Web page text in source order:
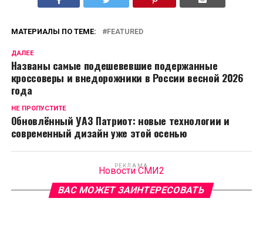
МАТЕРИАЛЫ ПО ТЕМЕ: FEATURED
ДАЛЕЕ
Названы самые подешевевшие подержанные
кроссоверы и внедорожники в России весной 2026
года
НЕ ПРОПУСТИТЕ
Обновлённый УАЗ Патриот: новые технологии и
современный дизайн уже этой осенью
РЕКЛАМА
Новости СМИ2
ВАС МОЖЕТ ЗАИНТЕРЕСОВАТЬ